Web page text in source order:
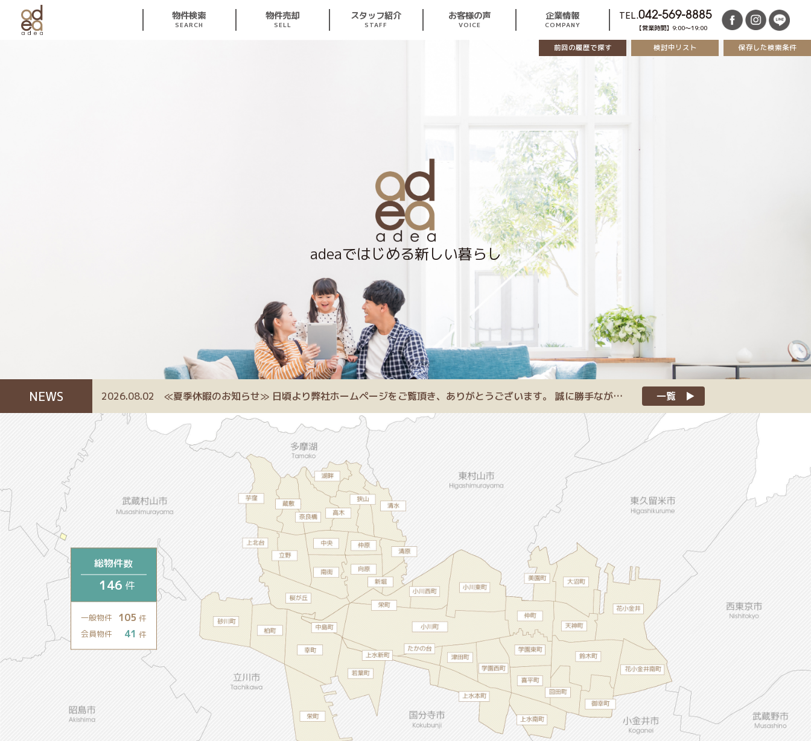
物件検索
SEARCH
物件売却
SELL
スタッフ紹介
STAFF
お客様の声
VOICE
企業情報
COMPANY
TEL.042-569-8885
【営業時間】9:00～19:00
前回の履歴で探す 検討中リスト 保存した検索条件
adeaではじめる新しい暮らし
NEWS 2026.08.02 ≪夏季休暇のお知らせ≫ 日頃より弊社ホームページをご覧頂き、ありがとうございます。 誠に勝手ながら令和８年８月５日水曜日～８月１２日水曜日まで夏季休暇を頂きます。 ご不便とご迷惑をお掛け致しますが何卒ご了承の程、宜しくお願い申し上げます。 一覧
総物件数
146 件
一般物件 105 件
会員物件 41 件